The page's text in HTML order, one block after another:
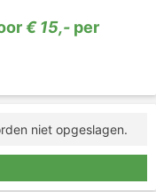
€ 15,- per
niet opgeslagen.